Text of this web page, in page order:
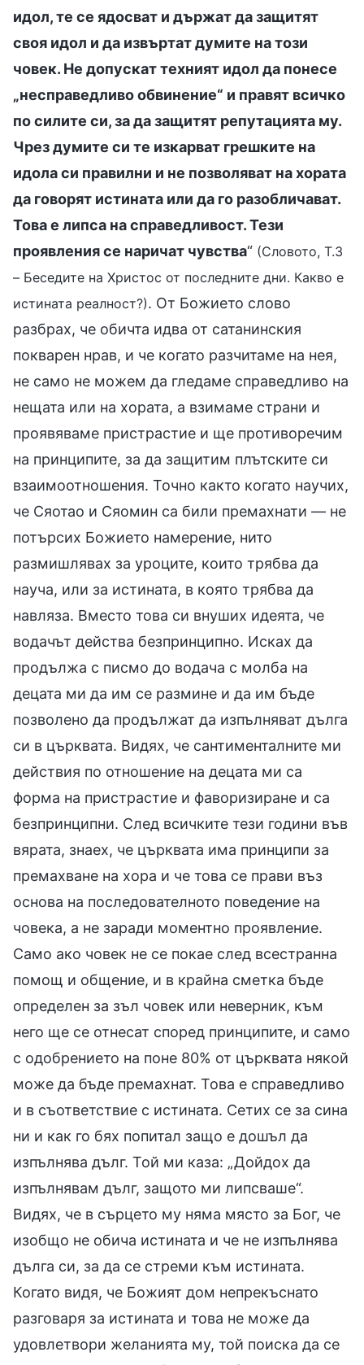
идол, те се ядосват и държат да защитят
своя идол и да извъртат думите на този
човек. Не допускат техният идол да понесе
„несправедливо обвинение“ и правят всичко
по силите си, за да защитят репутацията му.
Чрез думите си те изкарват грешките на
идола си правилни и не позволяват на хората
да говорят истината или да го разобличават.
Това е липса на справедливост. Тези
проявления се наричат чувства“ (Словото, Т.3
– Беседите на Христос от последните дни. Какво е
истината реалност?). От Божието слово
разбрах, че обичта идва от сатанинския
покварен нрав, и че когато разчитаме на нея,
не само не можем да гледаме справедливо на
нещата или на хората, а взимаме страни и
проявяваме пристрастие и ще противоречим
на принципите, за да защитим плътските си
взаимоотношения. Точно както когато научих,
че Сяотао и Сяомин са били премахнати — не
потърсих Божието намерение, нито
размишлявах за уроците, които трябва да
науча, или за истината, в която трябва да
навляза. Вместо това си внуших идеята, че
водачът действа безпринципно. Исках да
продължа с писмо до водача с молба на
децата ми да им се размине и да им бъде
позволено да продължат да изпълняват дълга
си в църквата. Видях, че сантименталните ми
действия по отношение на децата ми са
форма на пристрастие и фаворизиране и са
безпринципни. След всичките тези години във
вярата, знаех, че църквата има принципи за
премахване на хора и че това се прави въз
основа на последователното поведение на
човека, а не заради моментно проявление.
Само ако човек не се покае след всестранна
помощ и общение, и в крайна сметка бъде
определен за зъл човек или неверник, към
него ще се отнесат според принципите, и само
с одобрението на поне 80% от църквата някой
може да бъде премахнат. Това е справедливо
и в съответствие с истината. Сетих се за сина
ни и как го бях попитал защо е дошъл да
изпълнява дълг. Той ми каза: „Дойдох да
изпълнявам дълг, защото ми липсваше“.
Видях, че в сърцето му няма място за Бог, че
изобщо не обича истината и че не изпълнява
дълга си, за да се стреми към истината.
Когато видя, че Божият дом непрекъснато
разговаря за истината и това не може да
удовлетвори желанията му, той поиска да се